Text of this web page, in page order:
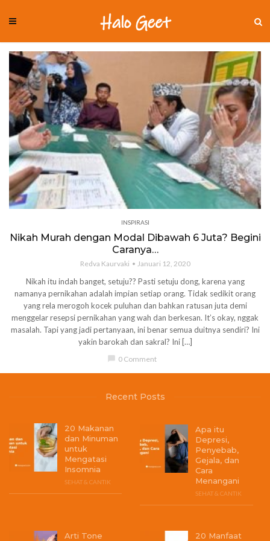
INSPIRASI
Nikah Murah dengan Modal Dibawah 6 Juta? Begini
Caranya…
Redva Kaurvaki Januari 12, 2020
Nikah itu indah banget, setuju?? Pasti setuju dong, karena yang
namanya pernikahan adalah impian setiap orang. Tidak sedikit orang
yang rela merogoh kocek puluhan dan bahkan ratusan juta demi
menggelar resepsi pernikahan yang wah dan berkesan. It’s okay, nggak
masalah. Tapi yang jadi pertanyaan, ini benar semua duitnya sendiri? Ini
yakin barokah dan sakral? Ini […]
chat_bubble 0 Comment
Recent Posts
20 Makanan
dan Minuman
untuk
Mengatasi
Insomnia
SEHAT & CANTIK
Apa itu
Depresi,
Penyebab,
Gejala, dan
Cara
Menangani
SEHAT & CANTIK
Arti Tone 20 Manfaat